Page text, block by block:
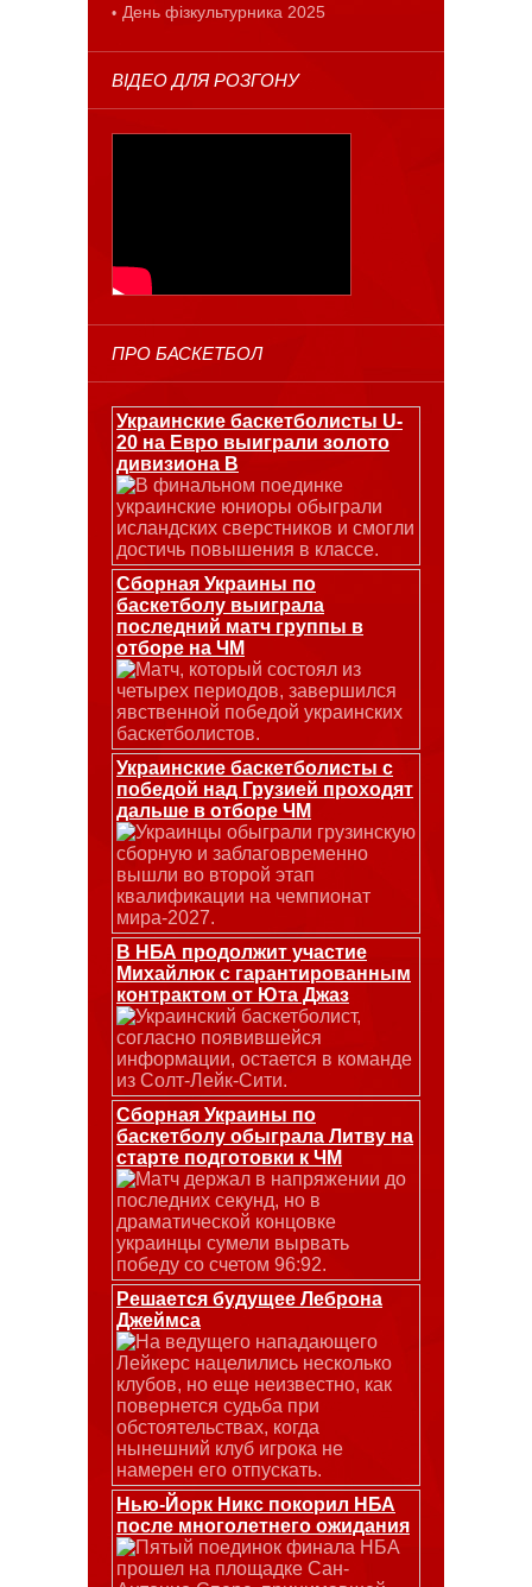
День фізкультурника 2025
ВІДЕО ДЛЯ РОЗГОНУ
ПРО БАСКЕТБОЛ
Украинские баскетболисты U-
20 на Евро выиграли золото
дивизиона В
В финальном поединке
украинские юниоры обыграли
исландских сверстников и смогли
достичь повышения в классе.
Сборная Украины по
баскетболу выиграла
последний матч группы в
отборе на ЧМ
Матч, который состоял из
четырех периодов, завершился
явственной победой украинских
баскетболистов.
Украинские баскетболисты с
победой над Грузией проходят
дальше в отборе ЧМ
Украинцы обыграли грузинскую
сборную и заблаговременно
вышли во второй этап
квалификации на чемпионат
мира-2027.
В НБА продолжит участие
Михайлюк с гарантированным
контрактом от Юта Джаз
Украинский баскетболист,
согласно появившейся
информации, остается в команде
из Солт-Лейк-Сити.
Сборная Украины по
баскетболу обыграла Литву на
старте подготовки к ЧМ
Матч держал в напряжении до
последних секунд, но в
драматической концовке
украинцы сумели вырвать
победу со счетом 96:92.
Решается будущее Леброна
Джеймса
На ведущего нападающего
Лейкерс нацелились несколько
клубов, но еще неизвестно, как
повернется судьба при
обстоятельствах, когда
нынешний клуб игрока не
намерен его отпускать.
Нью-Йорк Никс покорил НБА
после многолетнего ожидания
Пятый поединок финала НБА
прошел на площадке Сан-